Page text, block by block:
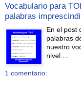
Vocabulario para
palabras
En el post
palabras
nuestro
nivel ...
1 comentario: